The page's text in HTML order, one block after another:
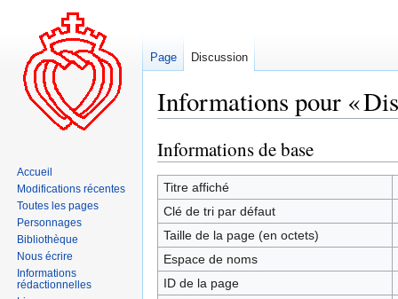
Informations pour «
Aller
à
la
navigation
Aller
à
la
recherche
Informations de base
Titre affiché
Clé de tri par défaut
Taille de la page (en octets)
Espace de noms
ID de la page
Page Discussion
Accueil
Modifications récentes
Toutes les pages
Personnages
Bibliothèque
Nous écrire
Informations
rédactionnelles